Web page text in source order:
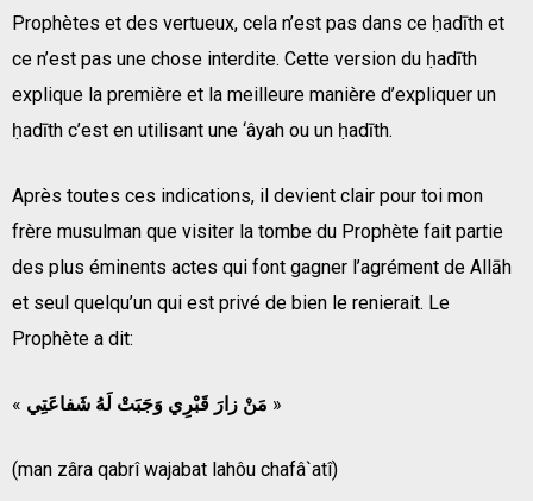
Prophètes et des vertueux, cela n’est pas dans ce ḥadīth et
ce n’est pas une chose interdite. Cette version du ḥadīth
explique la première et la meilleure manière d’expliquer un
ḥadīth c’est en utilisant une ‘âyah ou un ḥadīth.
Après toutes ces indications, il devient clair pour toi mon
frère musulman que visiter la tombe du Prophète fait partie
des plus éminents actes qui font gagner l’agrément de Allāh
et seul quelqu’un qui est privé de bien le renierait. Le
Prophète a dit:
« مَنْ زارَ قَبْرِي وَجَبَتْ لَهُ شَفاعَتِي »
(man zâra qabrî wajabat lahôu chafâ`atî)